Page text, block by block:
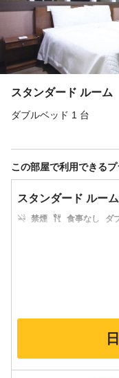
スタンダード ルーム
ダブルベッド 1 台
この部屋で利用できるプ
スタンダード ルーム
禁煙 食事なし
ダ